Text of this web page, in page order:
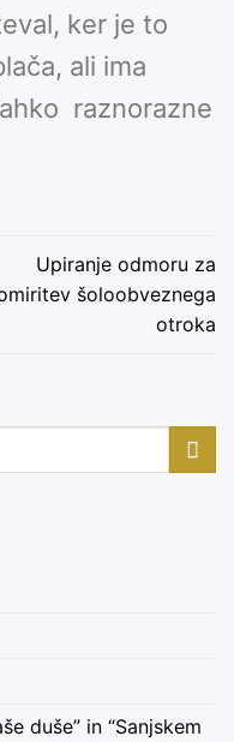
ker je to
ali ima
raznorazne
Upiranje odmoru za
šoloobveznega
otroka
duše” in “Sanjskem